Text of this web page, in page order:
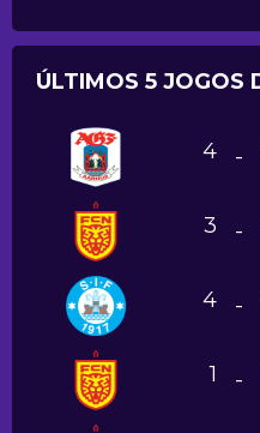
ÚLTIMOS 5 JOGOS
4 -
3 -
4 -
1 -